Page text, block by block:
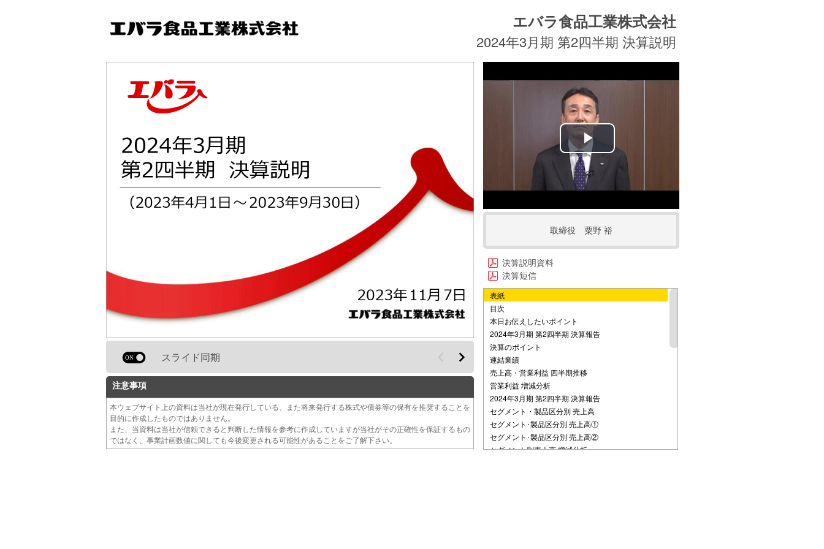
エバラ食品工業株式会社
2024年3月期 第2四半期 決算説明
スライド同期
注意事項
本ウェブサイト上の資料は当社が現在発行している、また将来発行する株式や債券等の保有を推奨することを
目的に作成したものではありません。
また、当資料は当社が信頼できると判断した情報を参考に作成していますが当社がその正確性を保証するもの
ではなく、事業計画数値に関しても今後変更される可能性があることをご了解下さい。
Play
Video
取締役 粟野 裕
決算説明資料
決算短信
表紙
目次
本日お伝えしたいポイント
2024年3月期 第2四半期 決算報告
決算のポイント
連結業績
売上高・営業利益 四半期推移
営業利益 増減分析
2024年3月期 第2四半期 決算報告
セグメント・製品区分別 売上高
セグメント･製品区分別 売上高①
セグメント･製品区分別 売上高②
セグメント別売上高 増減分析